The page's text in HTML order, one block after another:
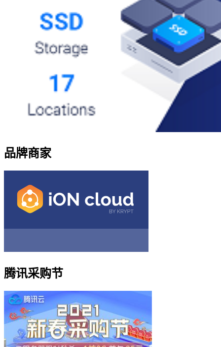
品牌商家
腾讯采购节